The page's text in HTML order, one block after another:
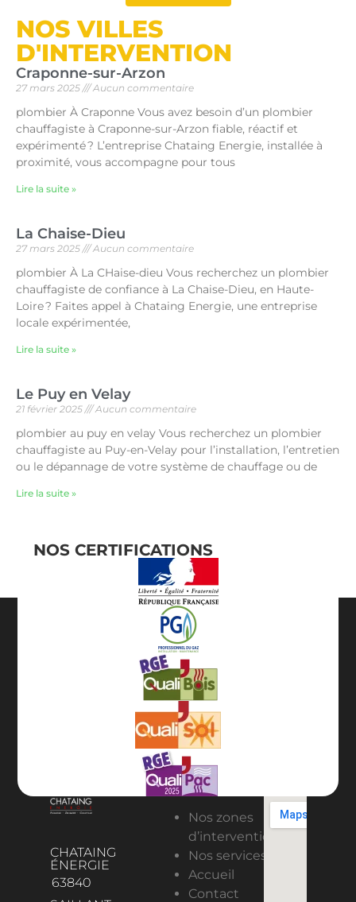
NOS VILLES
D'INTERVENTION
Craponne-sur-Arzon
27 mars 2025 Aucun commentaire
plombier À Craponne Vous avez besoin d’un plombier
chauffagiste à Craponne-sur-Arzon fiable, réactif et
expérimenté ? L’entreprise Chataing Energie, installée à
proximité, vous accompagne pour tous
Lire la suite »
La Chaise-Dieu
27 mars 2025 Aucun commentaire
plombier À La CHaise-dieu Vous recherchez un plombier
chauffagiste de confiance à La Chaise-Dieu, en Haute-
Loire ? Faites appel à Chataing Energie, une entreprise
locale expérimentée,
Lire la suite »
Le Puy en Velay
21 février 2025 Aucun commentaire
plombier au puy en velay Vous recherchez un plombier
chauffagiste au Puy-en-Velay pour l’installation, l’entretien
ou le dépannage de votre système de chauffage ou de
Lire la suite »
NOS CERTIFICATIONS
CHATAING
ÉNERGIE
63840
Nos zones
d’intervention
Nos services
Accueil
Contact